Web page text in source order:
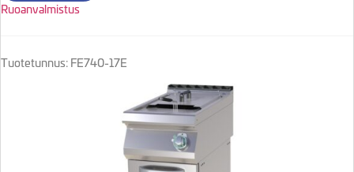
Ruoanvalmistus
Tuotetunnus: FE740-17E